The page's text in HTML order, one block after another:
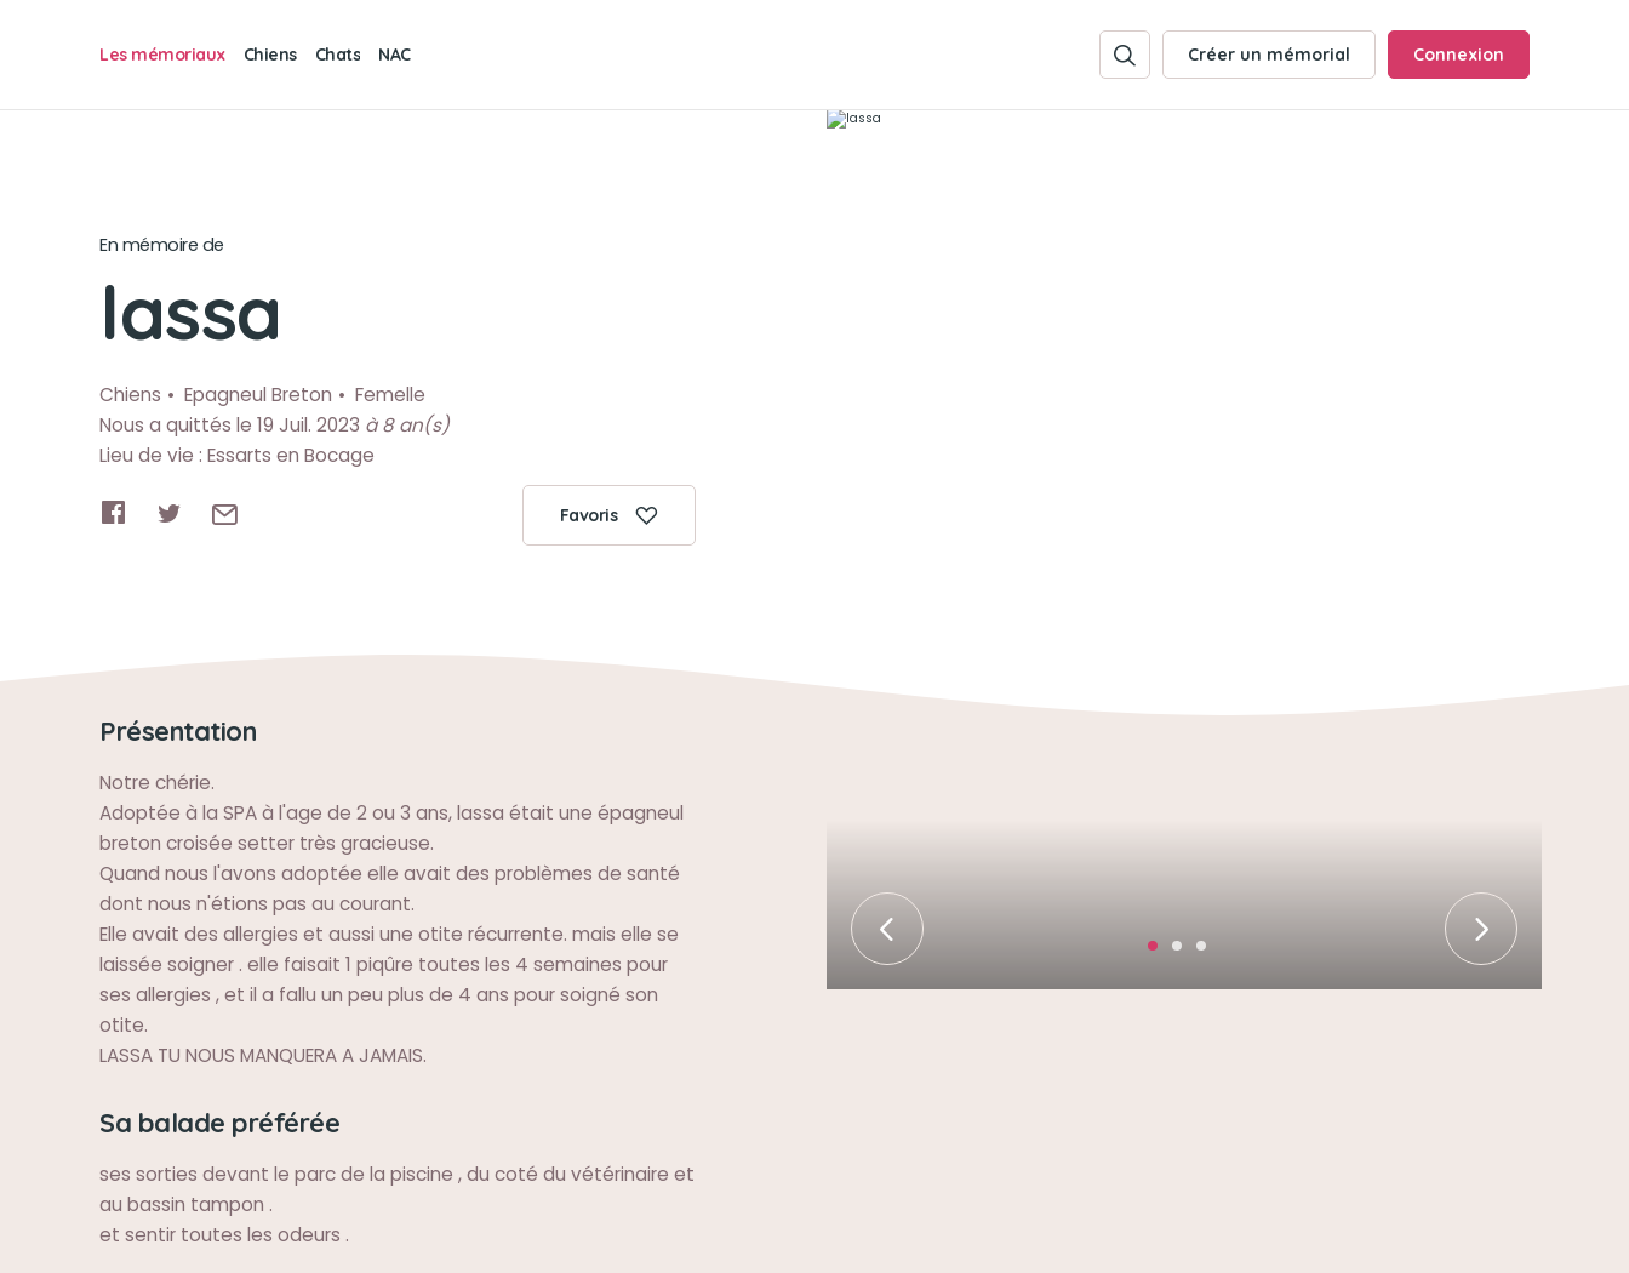
Les mémoriaux Chiens Chats NAC Créer un mémorial Connexion
En mémoire de
lassa
Chiens Epagneul Breton
Femelle
Nous a quittés le 19 Juil. 2023 à 8 an(s)
Lieu de vie : Essarts en Bocage
Favoris
Présentation
Notre chérie.
Adoptée à la SPA à l'age de 2 ou 3 ans, lassa était une épagneul
breton croisée setter très gracieuse.
Quand nous l'avons adoptée elle avait des problèmes de santé
dont nous n'étions pas au courant.
Elle avait des allergies et aussi une otite récurrente. mais elle se
laissée soigner . elle faisait 1 piqûre toutes les 4 semaines pour
ses allergies , et il a fallu un peu plus de 4 ans pour soigné son
otite.
LASSA TU NOUS MANQUERA A JAMAIS.
Sa balade préférée
ses sorties devant le parc de la piscine , du coté du vétérinaire et
au bassin tampon .
et sentir toutes les odeurs .